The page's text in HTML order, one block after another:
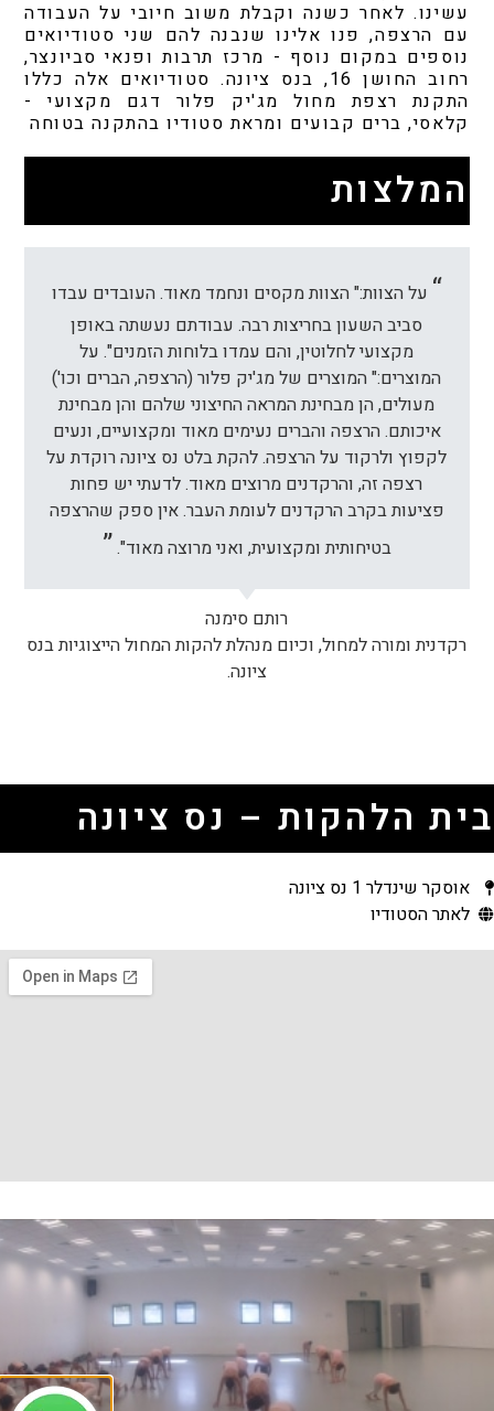
בית הלהקות – נס ציונה
אוסקר שינדלר 1 נס ציונה
לאתר הסטודיו
עשינו. לאחר כשנה וקבלת משוב חיובי על העבודה
עם הרצפה, פנו אלינו שנבנה להם שני סטודיואים
נוספים במקום נוסף - מרכז תרבות ופנאי סביונצר,
רחוב החושן 16, בנס ציונה. סטודיואים אלה כללו
התקנת רצפת מחול מג'יק פלור דגם מקצועי -
קלאסי, ברים קבועים ומראת סטודיו בהתקנה בטוחה
המלצות
על הצוות:" הצוות מקסים ונחמד מאוד. העובדים עבדו
סביב השעון בחריצות רבה. עבודתם נעשתה באופן
מקצועי לחלוטין, והם עמדו בלוחות הזמנים". על
המוצרים:" המוצרים של מג'יק פלור (הרצפה, הברים וכו')
מעולים, הן מבחינת המראה החיצוני שלהם והן מבחינת
איכותם. הרצפה והברים נעימים מאוד ומקצועיים, ונעים
לקפוץ ולרקוד על הרצפה. להקת בלט נס ציונה רוקדת על
רצפה זה, והרקדנים מרוצים מאוד. לדעתי יש פחות
פציעות בקרב הרקדנים לעומת העבר. אין ספק שהרצפה
בטיחותית ומקצועית, ואני מרוצה מאוד".
רותם סימנה
רקדנית ומורה למחול, וכיום מנהלת להקות המחול הייצוגיות בנס
ציונה.